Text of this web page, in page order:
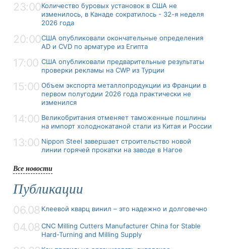
23:00Количество буровых установок в США не
изменилось, в Канаде сократилось - 32-я неделя
2026 года
20:00США опубликовали окончательные определения
AD и CVD по арматуре из Египта
17:00 США опубликовали предварительные результаты
проверки рекламы на CWP из Турции
15:00 Объем экспорта металлопродукции из Франции в
первом полугодии 2026 года практически не
изменился
14:00 Великобритания отменяет таможенные пошлины
на импорт холоднокатаной стали из Китая и России
13:00 Nippon Steel завершает строительство новой
линии горячей прокатки на заводе в Нагое
Все новости
Публикации
06.08 Клеевой кварц винил – это надежно и долговечно
04.08 CNC Milling Cutters Manufacturer China for Stable
Hard-Turning and Milling Supply